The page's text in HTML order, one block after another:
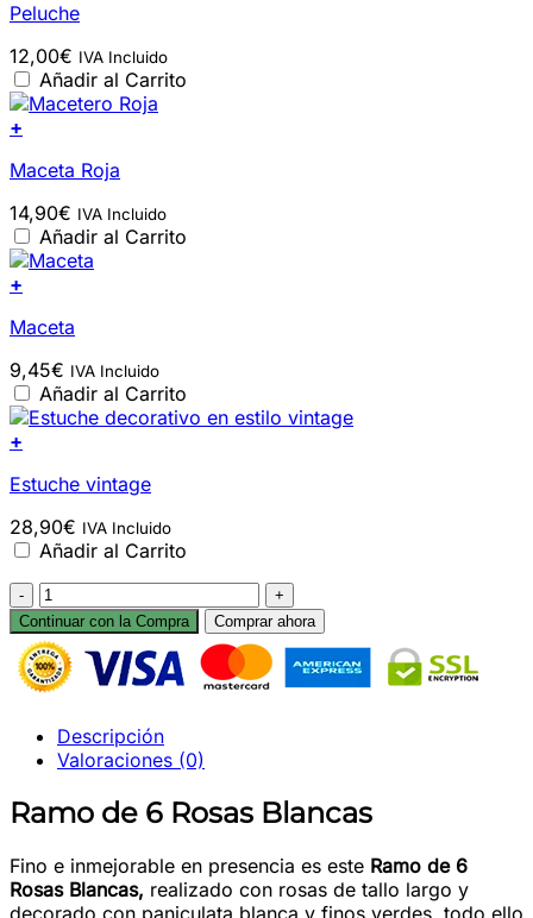
Peluche
12,00€ IVA Incluido
Añadir al Carrito
+
Maceta Roja
14,90€ IVA Incluido
Añadir al Carrito
+
Maceta
9,45€ IVA Incluido
Añadir al Carrito
+
Estuche vintage
28,90€ IVA Incluido
Añadir al Carrito
Ramo
de
6
Rosas
Blancas
Continuar con la Compra Comprar ahora
Descripción
Valoraciones (0)
Ramo de 6 Rosas Blancas
Fino e inmejorable en presencia es este Ramo de 6
Rosas Blancas, realizado con rosas de tallo largo y